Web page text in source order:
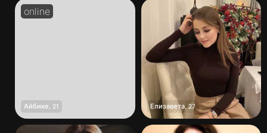
Айбике 21 Елизавета,27